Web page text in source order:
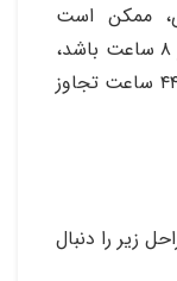
ممکن است
ساعات کار شما در برخی روزها بیشتر از ۸ ساعت باشد،
اما مجموع ساعات کار در هفته نباید از ۴۴ ساعت تجاوز
زیر را دنبال